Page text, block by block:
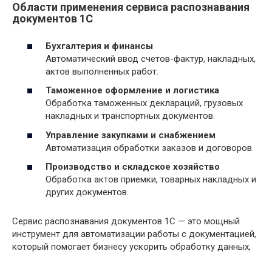
Области применения сервиса распознавания
документов 1С
Бухгалтерия и финансы
Автоматический ввод счетов-фактур, накладных,
актов выполненных работ.
Таможенное оформление и логистика
Обработка таможенных деклараций, грузовых
накладных и транспортных документов.
Управление закупками и снабжением
Автоматизация обработки заказов и договоров.
Производство и складское хозяйство
Обработка актов приемки, товарных накладных и
других документов.
Сервис распознавания документов 1С — это мощный
инструмент для автоматизации работы с документацией,
который помогает бизнесу ускорить обработку данных,